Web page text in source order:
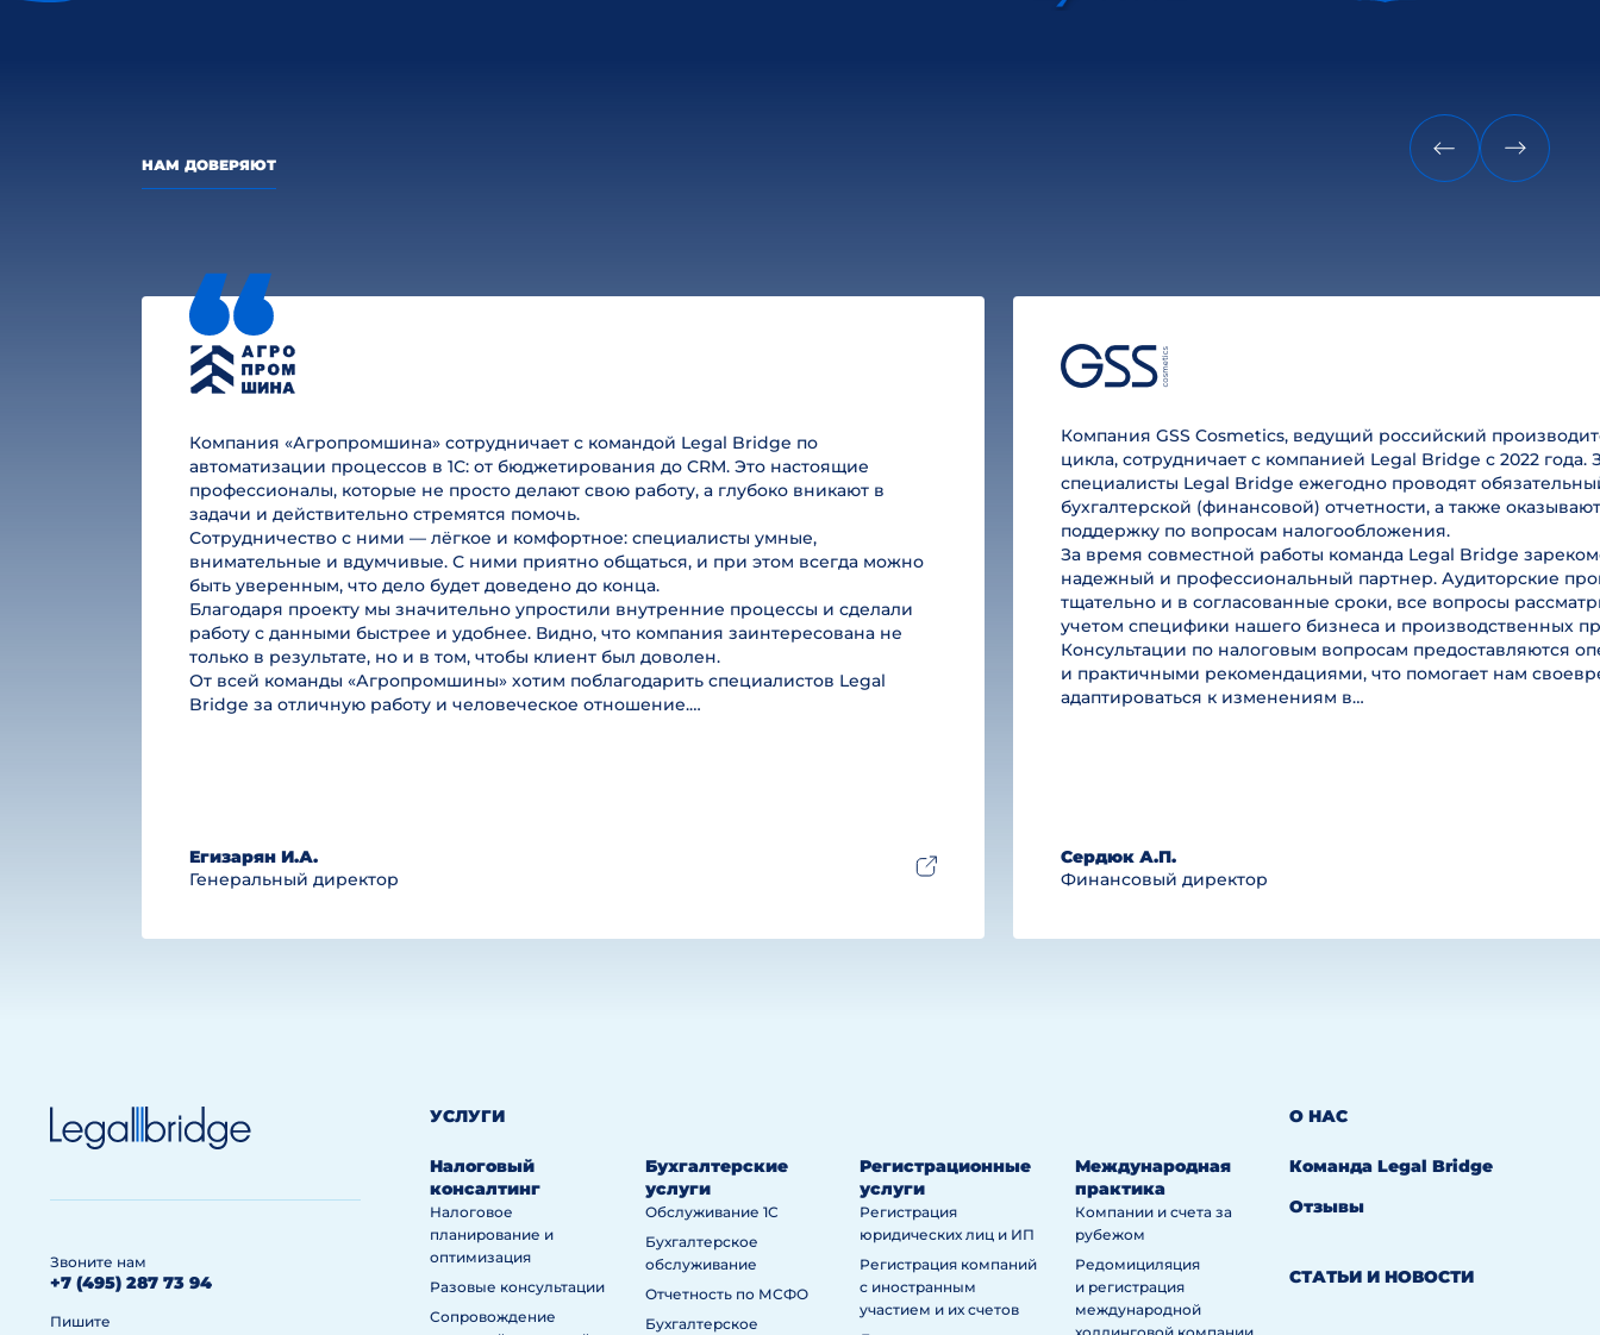
НАМ ДОВЕРЯЮТ
Компания «Агропромшина» сотрудничает с командой Legal Bridge по
автоматизации процессов в 1С: от бюджетирования до CRM. Это настоящие
профессионалы, которые не просто делают свою работу, а глубоко вникают в
задачи и действительно стремятся помочь.
Сотрудничество с ними — лёгкое и комфортное: специалисты умные,
внимательные и вдумчивые. С ними приятно общаться, и при этом всегда можно
быть уверенным, что дело будет доведено до конца.
Благодаря проекту мы значительно упростили внутренние процессы и сделали
работу с данными быстрее и удобнее. Видно, что компания заинтересована не
только в результате, но и в том, чтобы клиент был доволен.
От всей команды «Агропромшины» хотим поблагодарить специалистов Legal
Bridge за отличную работу и человеческое отношение.…
Егизарян И.А.
Генеральный директор
Компания GSS Cosmetics, ведущий российский
цикла, сотрудничает с компанией Legal Bridge с 2022 года.
специалисты Legal Bridge ежегодно проводят
бухгалтерской (финансовой) отчетности, а также
поддержку по вопросам налогообложения.
За время совместной работы команда Legal Bridge
надежный и профессиональный партнер. Аудиторские
тщательно и в согласованные сроки, все вопросы
учетом специфики нашего бизнеса и производственных
Консультации по налоговым вопросам предоставляются
и практичными рекомендациями, что помогает нам
адаптироваться к изменениям в…
Сердюк А.П.
Финансовый директор
Звоните нам
+7 (495) 287 73 94
Пишите
УСЛУГИ
Налоговый
консалтинг
Налоговое
планирование и
оптимизация
Разовые консультации
Сопровождение
Бухгалтерские
услуги
Обслуживание 1С
Бухгалтерское
обслуживание
Отчетность по МСФО
Бухгалтерское
Регистрационные
услуги
Регистрация
юридических лиц и ИП
Регистрация компаний
с иностранным
участием и их счетов
Международная
практика
Компании и счета за
рубежом
Редомициляция
и регистрация
международной
О НАС
Команда Legal Bridge
Отзывы
СТАТЬИ И НОВОСТИ